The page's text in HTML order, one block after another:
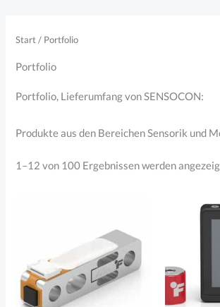
springen
Start / Portfolio
Portfolio
Portfolio, Lieferumfang von SENSOCON:
Produkte aus den Bereichen Sensorik und
1–12 von 100 Ergebnissen werden